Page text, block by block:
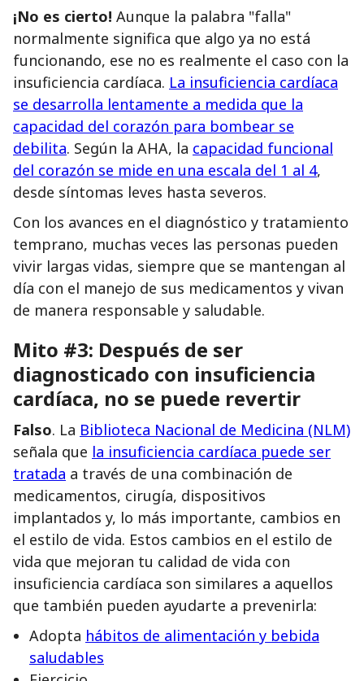
¡No es cierto! Aunque la palabra "falla"
normalmente significa que algo ya no está
funcionando, ese no es realmente el caso con la
insuficiencia cardíaca. La insuficiencia cardíaca
se desarrolla lentamente a medida que la
capacidad del corazón para bombear se
debilita. Según la AHA, la capacidad funcional
del corazón se mide en una escala del 1 al 4,
desde síntomas leves hasta severos.
Con los avances en el diagnóstico y tratamiento
temprano, muchas veces las personas pueden
vivir largas vidas, siempre que se mantengan al
día con el manejo de sus medicamentos y vivan
de manera responsable y saludable.
Mito #3: Después de ser
diagnosticado con insuficiencia
cardíaca, no se puede revertir
Falso. La Biblioteca Nacional de Medicina (NLM)
señala que la insuficiencia cardíaca puede ser
tratada a través de una combinación de
medicamentos, cirugía, dispositivos
implantados y, lo más importante, cambios en
el estilo de vida. Estos cambios en el estilo de
vida que mejoran tu calidad de vida con
insuficiencia cardíaca son similares a aquellos
que también pueden ayudarte a prevenirla:
Adopta hábitos de alimentación y bebida
saludables